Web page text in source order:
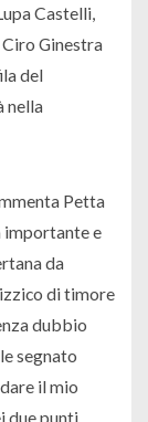
Castelli,
Ginestra
del
nella
Petta
importante e
da
di timore
dubbio
segnato
il mio
due punti